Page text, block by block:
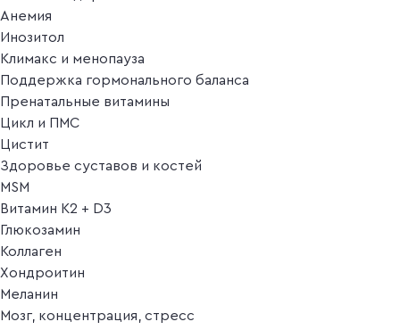
Анемия
Инозитол
Климакс и менопауза
Поддержка гормонального баланса
Пренатальные витамины
Цикл и ПМС
Цистит
Здоровье суставов и костей
MSM
Витамин K2 + D3
Глюкозамин
Коллаген
Хондроитин
Меланин
Мозг, концентрация, стресс